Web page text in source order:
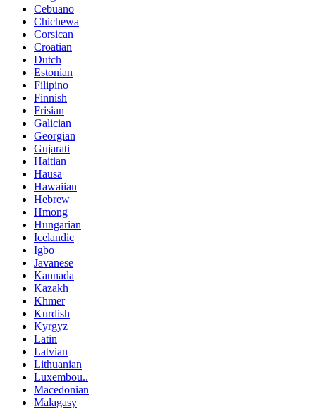
Cebuano
Chichewa
Corsican
Croatian
Dutch
Estonian
Filipino
Finnish
Frisian
Galician
Georgian
Gujarati
Haitian
Hausa
Hawaiian
Hebrew
Hmong
Hungarian
Icelandic
Igbo
Javanese
Kannada
Kazakh
Khmer
Kurdish
Kyrgyz
Latin
Latvian
Lithuanian
Luxembou..
Macedonian
Malagasy